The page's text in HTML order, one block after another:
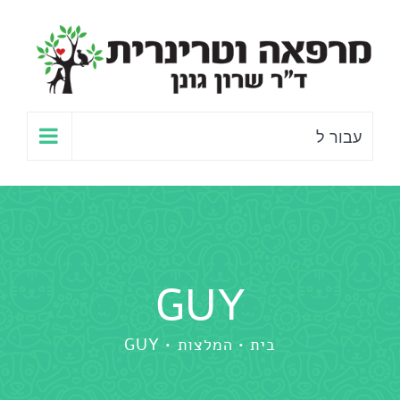
לתוכן
עבור ל
GUY
בית המלצות GUY